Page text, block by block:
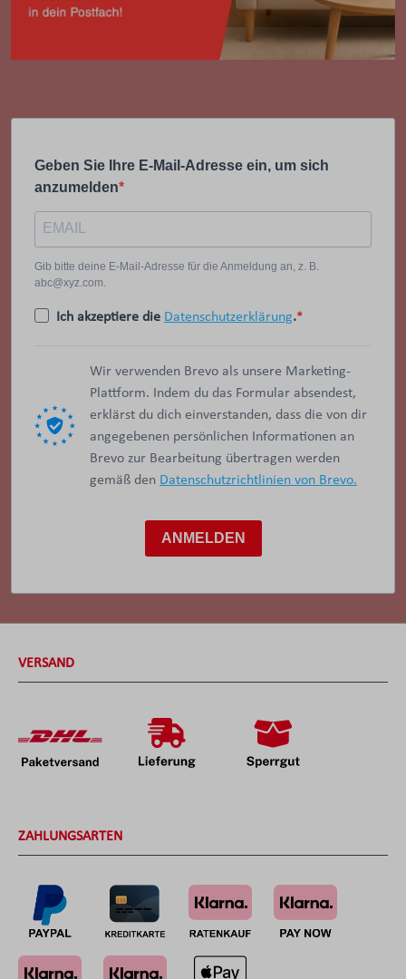
Geben Sie Ihre E-Mail-Adresse ein, um sich
anzumelden
Gib bitte deine E-Mail-Adresse für die Anmeldung an, z. B.
abc@xyz.com.
Ich akzeptiere die Datenschutzerklärung.
Wir verwenden Brevo als unsere Marketing-
Plattform. Indem du das Formular absendest,
erklärst du dich einverstanden, dass die von dir
angegebenen persönlichen Informationen an
Brevo zur Bearbeitung übertragen werden
gemäß den Datenschutzrichtlinien von Brevo.
ANMELDEN
VERSAND
ZAHLUNGSARTEN